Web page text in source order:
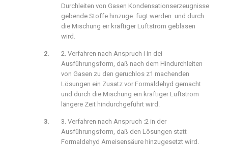
Durchleiten von Gasen Kondensationserzeugnisse
gebende Stoffe hinzuge. fügt werden .und durch
die Mischung eir kräftiger Luftstrom geblasen
wird.
2. Verfahren nach Anspruch i in dei
Ausführungsform, daß nach dem Hindurchleiten
von Gasen zu den geruchlos z1 machenden
Lösungen ein Zusatz vor Formaldehyd gemacht
und durch die Mischung ein kräftiger Luftstrom
längere Zeit hindurchgeführt wird.
3. Verfahren nach Anspruch :2 in der
Ausführungsform, daß den Lösungen statt
Formaldehyd Ameisensäure hinzugesetzt wird.